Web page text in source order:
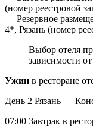
(номер реестровой
— Резервное
4*, Рязань (номер
Выбор отеля
зависимости
Ужин в ресторане
День 2 Рязань —
07:00 Завтрак в